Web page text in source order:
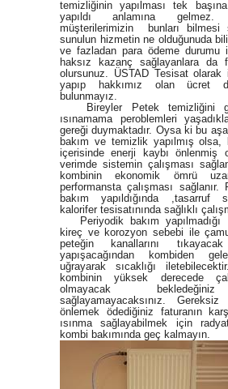
temizliğinin yapılması tek
yapıldı anlamına
müşterilerimizin bunları bilmesi
sunulun hizmetin ne olduğunuda
ve fazladan para ödeme durumu
haksız kazanç sağlayanlara da
olursunuz. ÜSTAD Tesisat olarak
yapıp hakkımız olan ücret
bulunmayız.
Bireyler Petek temizliğini
ısınamama peroblemleri
gereği duymaktadır. Oysa ki bu
bakım ve temizlik yapılmış olsa,
içerisinde enerji kaybı önlenmiş
verimde sistemin çalışması
kombinin ekonomik ömrü
performansta çalışması sağlanır.
bakım yapıldığında ,tasarruf
kalorifer tesisatınında sağlıklı
Periyodik bakım yapılmadığı
kireç ve korozyon sebebi ile
peteğin kanallarını
yapışacağından kombiden
uğrayarak sıcaklığı
kombinin yüksek derecede
olmayacak
sağlayamayacaksınız. Gereksiz
önlemek ödediğiniz faturanın
ısınma sağlayabilmek için
kombi bakımında geç kalmayın.